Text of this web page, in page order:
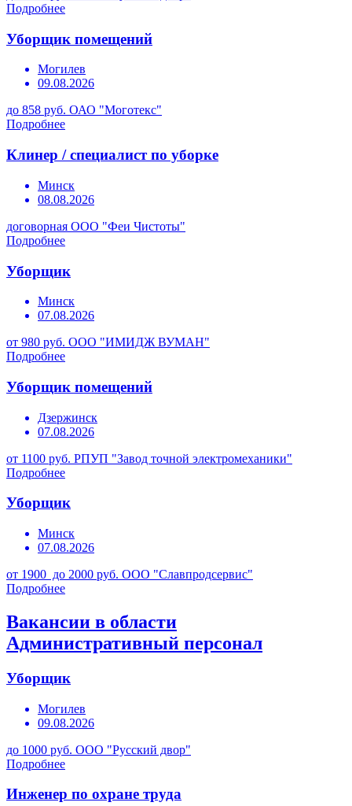
Подробнее
Уборщик помещений
Могилев
09.08.2026
до 858 руб. ОАО "Моготекс"
Подробнее
Клинер / специалист по уборке
Минск
08.08.2026
договорная ООО "Феи Чистоты"
Подробнее
Уборщик
Минск
07.08.2026
от 980 руб. ООО "ИМИДЖ ВУМАН"
Подробнее
Уборщик помещений
Дзержинск
07.08.2026
от 1100 руб. РПУП "Завод точной электромеханики"
Подробнее
Уборщик
Минск
07.08.2026
от 1900 до 2000 руб. ООО "Славпродсервис"
Подробнее
Вакансии в области
Административный персонал
Уборщик
Могилев
09.08.2026
до 1000 руб. ООО "Русский двор"
Подробнее
Инженер по охране труда